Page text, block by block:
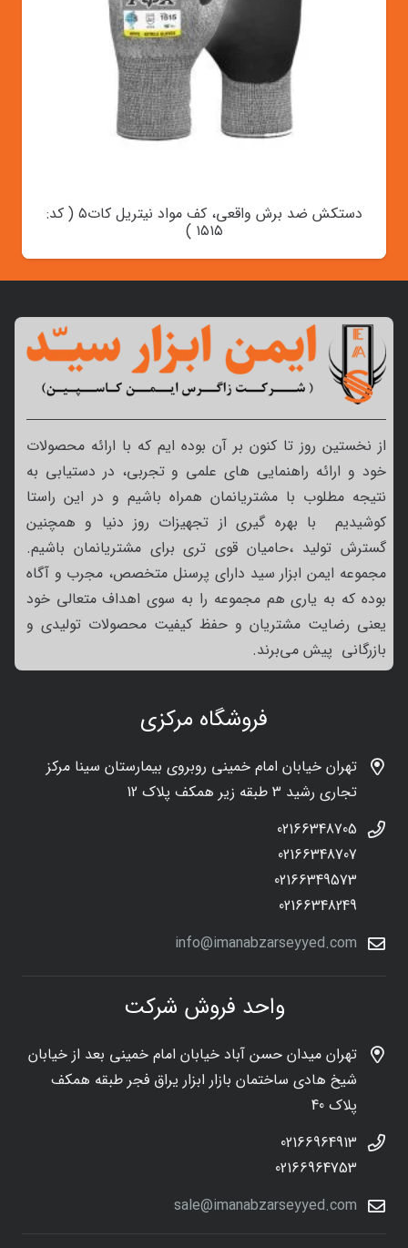
دستکش ضد برش واقعی، کف مواد نیتریل کات۵ ( کد:
۱۵۱۵ )
فروشگاه مرکزی
تهران خیابان امام خمینی روبروی بیمارستان سینا مرکز
تجاری رشید 3 طبقه زیر همکف پلاک 12
02166348705
02166348707
02166349573
02166348249
info@imanabzarseyyed.com
واحد فروش شرکت
تهران میدان حسن آباد خیابان امام خمینی بعد از خیابان
شیخ هادی ساختمان بازار ابزار یراق فجر طبقه همکف
پلاک 40
02166964913
02166964753
sale@imanabzarseyyed.com
از نخستین روز تا کنون بر آن بوده ایم که با ارائه محصولات
خود و ارائه راهنمایی های علمی و تجربی، در دستیابی به
نتیجه مطلوب با مشتریانمان همراه باشیم و در این راستا
کوشیدیم با بهره گیری از تجهیزات روز دنیا و همچنین
گسترش تولید ،حامیان قوی تری برای مشتریانمان باشیم.
مجموعه ایمن ابزار سید دارای پرسنل متخصص، مجرب و آگاه
بوده که به یاری هم مجموعه را به سوی اهداف متعالی خود
یعنی رضایت مشتریان و حفظ کیفیت محصولات تولیدی و
بازرگانی پیش می‌برند.